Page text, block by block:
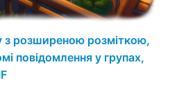
з розширеною розміткою,
повідомлення у групах,